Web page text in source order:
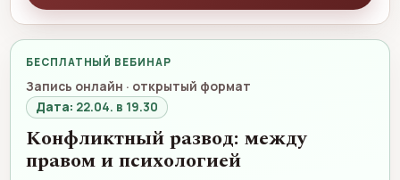
БЕСПЛАТНЫЙ ВЕБИНАР
Запись онлайн · открытый формат
Дата: 22.04. в 19.30
Конфликтный развод: между
правом и психологией